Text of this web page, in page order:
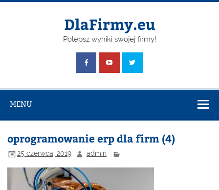
Skip
DlaFirmy.eu
Polepsz wyniki swojej firmy!
MENU
oprogramowanie erp dla firm (4)
25 czerwca, 2019 admin